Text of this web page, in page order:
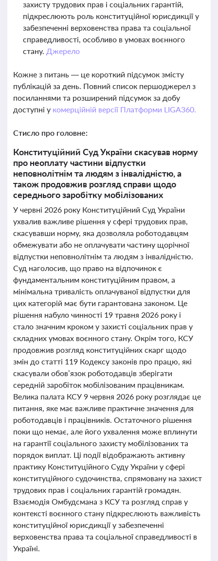
захисту трудових прав і соціальних гарантій,
підкреслюють роль конституційної юрисдикції у
забезпеченні верховенства права та соціальної
справедливості, особливо в умовах воєнного
стану. Джерело
Кожне з питань — це короткий підсумок змісту
публікацій за день. Повний список першоджерел з
посиланнями та розширений підсумок за добу
доступні у комерційній версії Платформи LIGA360.
Стисло про головне:
Конституційний Суд України скасував норму
про неоплату частини відпустки
неповнолітнім та людям з інвалідністю, а
також продовжив розгляд справи щодо
середнього заробітку мобілізованих
У червні 2026 року Конституційний Суд України
ухвалив важливе рішення у сфері трудових прав,
скасувавши норму, яка дозволяла роботодавцям
обмежувати або не оплачувати частину щорічної
відпустки неповнолітнім та людям з інвалідністю.
Суд наголосив, що право на відпочинок є
фундаментальним конституційним правом, а
мінімальна тривалість оплачуваної відпустки для
цих категорій має бути гарантована законом. Це
рішення набуло чинності 19 травня 2026 року і
стало значним кроком у захисті соціальних прав у
складних умовах воєнного стану. Окрім того, КСУ
продовжив розгляд конституційних скарг щодо
змін до статті 119 Кодексу законів про працю, які
скасували обов’язок роботодавців зберігати
середній заробіток мобілізованим працівникам.
Велика палата КСУ 9 червня 2026 року розглядає це
питання, яке має важливе практичне значення для
роботодавців і працівників. Остаточного рішення
поки що немає, але його ухвалення може вплинути
на гарантії соціального захисту мобілізованих та
порядок виплат. Ці події відображають активну
практику Конституційного Суду України у сфері
конституційного судочинства, спрямовану на захист
трудових прав і соціальних гарантій громадян.
Взаємодія Омбудсмана з КСУ та розгляд справ у
контексті воєнного стану підкреслюють важливість
конституційної юрисдикції у забезпеченні
верховенства права та соціальної справедливості в
Україні.